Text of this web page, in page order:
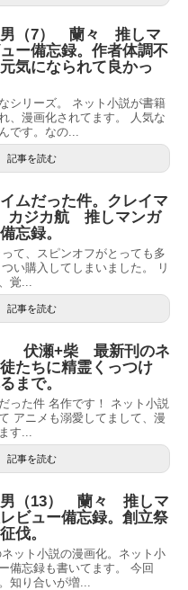
男（7） 蘭々 推しマ
ー備忘録。作者体調不
気になられて良かっ
シリーズ。 ネット小説が書籍
、漫画化されてます。 人気な
です。なの...
記事を読む
ムだった件。クレイマ
ジカ航 推しマンガ
忘録。
て、スピンオフがとっても多
い購入してしまいました。 リ
覚...
記事を読む
伏瀬+柴 最新刊のネ
たちに精霊くっつけ
まで。
った件 名作です！ ネット小説
アニメも溺愛してまして、漫
す...
記事を読む
男（13） 蘭々 推しマ
ビュー備忘録。創立祭
伐。
ット小説の漫画化。ネット小
備忘録も書いてます。 今回
知り合いが増...